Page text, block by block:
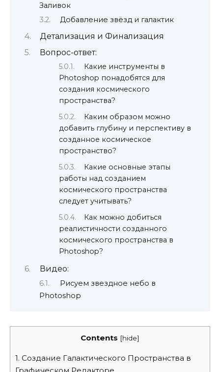
Заливок
Добавление звёзд и галактик
Детализация и Финализация
Вопрос-ответ:
Какие инструменты в
Photoshop понадобятся для
создания космического
пространства?
Каким образом можно
добавить глубину и перспективу в
созданное космическое
пространство?
Какие основные этапы
работы над созданием
космического пространства
следует учитывать?
Как можно добиться
реалистичности созданного
космического пространства в
Photoshop?
Видео:
Рисуем звездное небо в
Photoshop
Contents [hide]
1. Создание Галактического Пространства в
Графическом Редакторе